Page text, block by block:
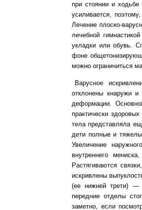
при стоянии и
усиливается,
Лечение плоско-
лечебной
укладки или обувь.
фоне
можно ограничиться
Варусное
отклонены кнаружи
деформации.
практически
тела представляла
дети полные и
Увеличение
внутреннего
Растягиваются
искривлены
(ее нижней трети) —
передние отделы
заметно, если